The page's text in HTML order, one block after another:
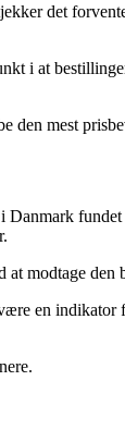
det
i at
den mest
modtage den
en